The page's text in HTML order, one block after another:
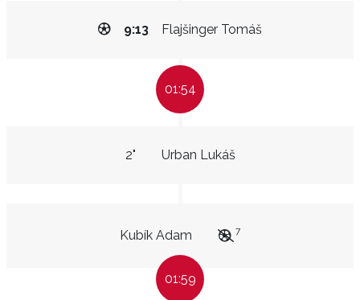
Flajšinger Tomáš
9:13
01:54
Urban Lukáš
2"
Kubík Adam 7
01:59